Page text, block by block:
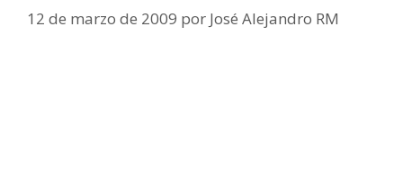
12 de marzo de 2009 por José Alejandro RM